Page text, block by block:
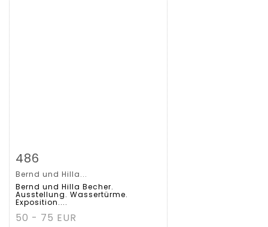
Gedetailleerde
fiche
486
Bernd und Hilla...
Bernd und Hilla Becher.
Ausstellung. Wassertürme.
Exposition....
50 - 75 EUR